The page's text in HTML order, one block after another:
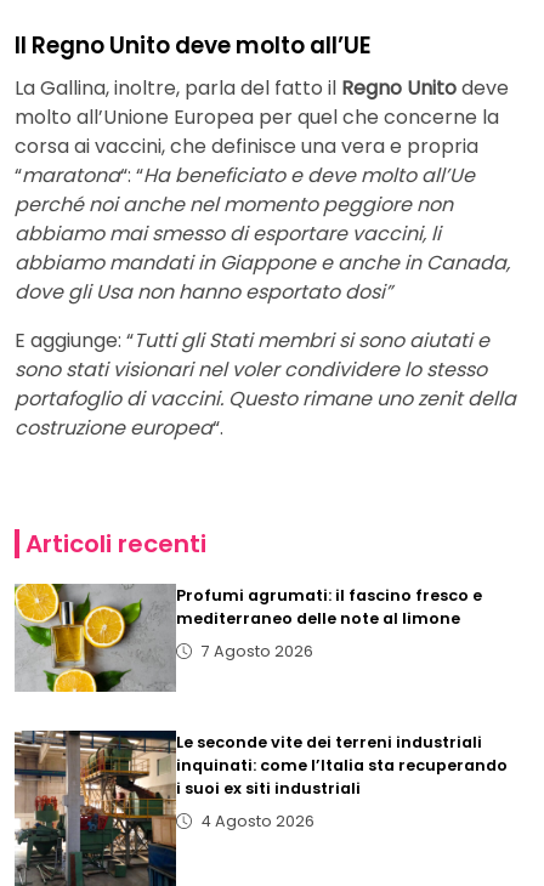
Il Regno Unito deve molto all’UE
La Gallina, inoltre, parla del fatto il Regno Unitodeve
molto all’Unione Europea per quel che concerne la
corsa ai vaccini, che definisce una vera e propria
“maratona“: “Ha beneficiato e deve molto all’Ue
perché noi anche nel momento peggiore non
abbiamo mai smesso di esportare vaccini, li
abbiamo mandati in Giappone e anche in Canada,
dove gli Usa non hanno esportato dosi”
E aggiunge: “Tutti gli Stati membri si sono aiutati e
sono stati visionari nel voler condividere lo stesso
portafoglio di vaccini. Questo rimane uno zenit della
costruzione europea“.
Articoli recenti
Profumi agrumati: il fascino fresco e
mediterraneo delle note al limone
7 Agosto 2026
Le seconde vite dei terreni industriali
inquinati: come l’Italia sta recuperando
i suoi ex siti industriali
4 Agosto 2026